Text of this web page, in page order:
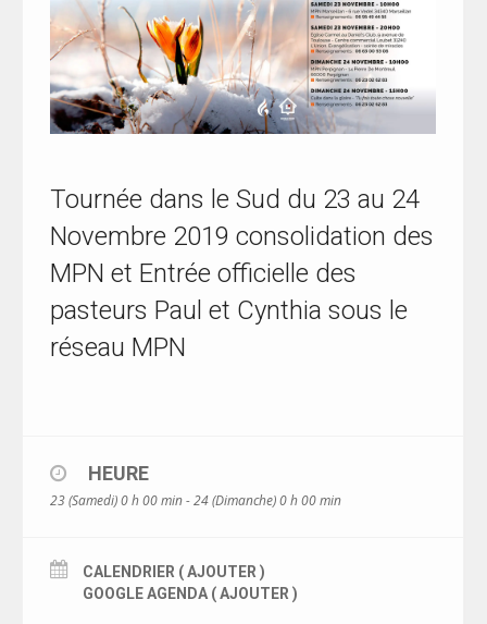
Tournée dans le Sud du 23 au 24
Novembre 2019 consolidation des
MPN et Entrée officielle des
pasteurs Paul et Cynthia sous le
réseau MPN
HEURE
23 (Samedi) 0 h 00 min - 24 (Dimanche) 0 h 00 min
CALENDRIER ( AJOUTER )
GOOGLE AGENDA ( AJOUTER )